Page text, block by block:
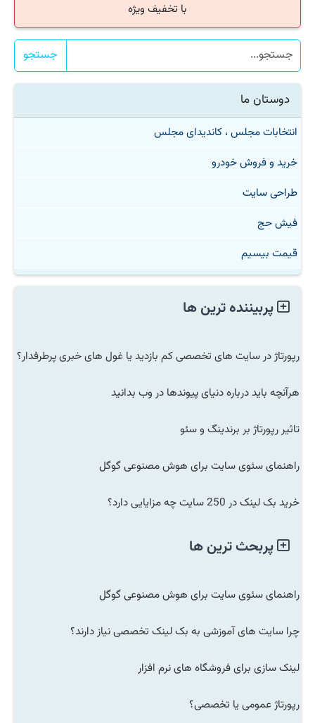
با تخفیف ویژه
جستجو
دوستان ما
انتخابات مجلس ، کاندیدای مجلس
خرید و فروش خودرو
طراحی سایت
فیش حج
قیمت بیسیم
پربیننده ترین ها
رپورتاژ در سایت های تخصصی کم بازدید یا غول های خبری پرطرفدار؟
هرآنچه باید درباره دنیای پیوندها در وب بدانید
تاثیر رپورتاژ بر برندینگ و سئو
راهنمای سئوی سایت برای هوش مصنوعی گوگل
خرید بک لینک در 250 سایت چه مزایایی دارد؟
پربحث ترین ها
راهنمای سئوی سایت برای هوش مصنوعی گوگل
چرا سایت های آموزشی به بک لینک تخصصی نیاز دارند؟
لینک سازی برای فروشگاه های نرم افزار
رپورتاژ عمومی یا تخصصی؟